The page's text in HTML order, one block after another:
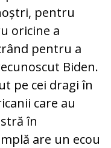
pentru
oricine a
pentru a
Biden.
pe cei dragi în
care au
în
are un ecou